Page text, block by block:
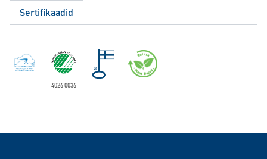
Sertifikaadid
4026 0036